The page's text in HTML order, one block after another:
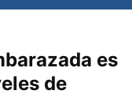
es
de